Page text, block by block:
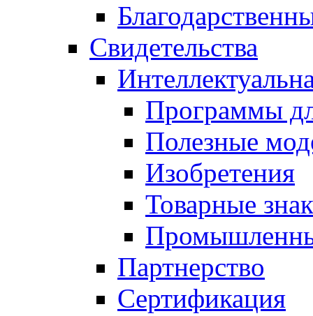
Свидетельства
Программы
Полезные
Изобретения
Товарные
Партнерство
Сертификация